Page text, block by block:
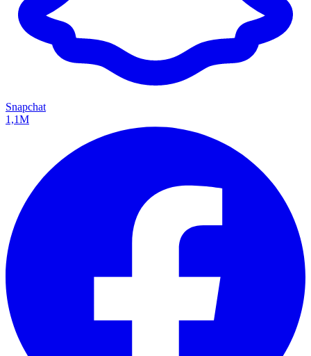
Snapchat
1,1M